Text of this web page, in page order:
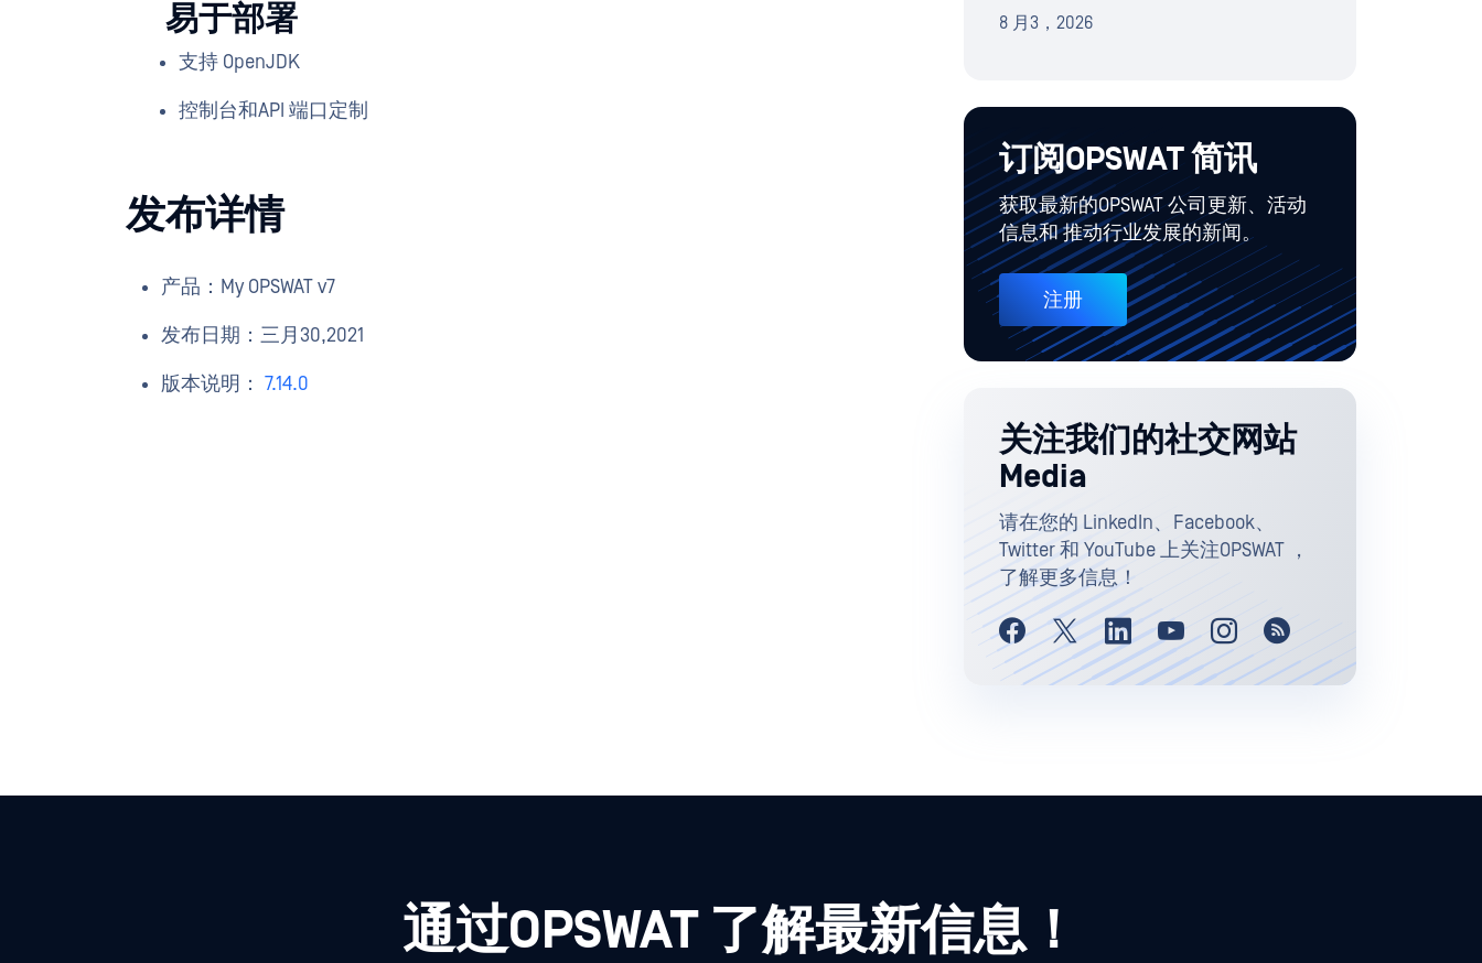
易于部署
支持 OpenJDK
控制台和API 端口定制
发布详情
产品：My OPSWAT v7
发布日期：三月30,2021
版本说明： 7.14.0
8 月3，2026
订阅OPSWAT 简讯
获取最新的OPSWAT 公司更新、活动
信息和 推动行业发展的新闻。
注册
关注我们的社交网站
Media
请在您的 LinkedIn、Facebook、
Twitter 和 YouTube 上关注OPSWAT ，
了解更多信息！
通过OPSWAT 了解最新信息！